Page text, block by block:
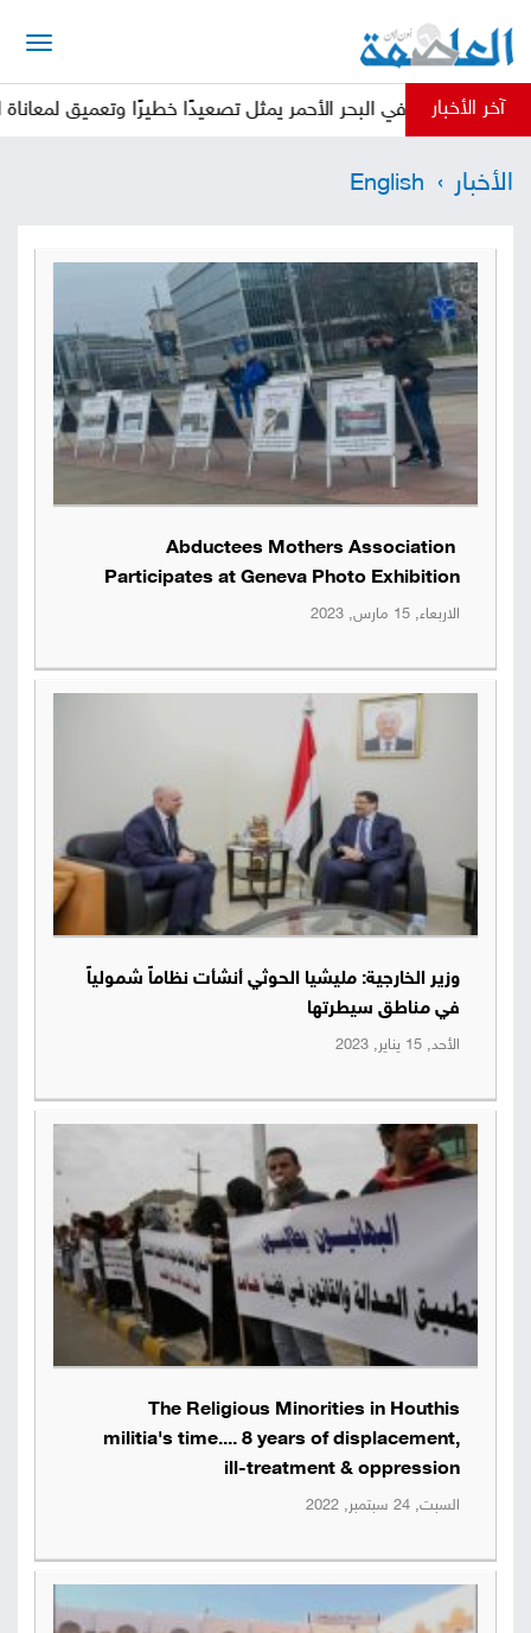
محلية
وتحليلات
حقوق
وحريات
سوشيال
كتابات
فيديوهات
نحن
إتصل
آخر الأخبار
في البحر الأحمر يمثل تصعيدًا خطيرًا وتعميق لمعاناة المواطنين
الأخبار English
Abductees Mothers Association
Participates at Geneva Photo Exhibition
الاربعاء, 15 مارس, 2023
وزير الخارجية: مليشيا الحوثي أنشأت نظاماً شمولياً
في مناطق سيطرتها
الأحد, 15 يناير, 2023
The Religious Minorities in Houthis
militia's time.... 8 years of displacement,
ill-treatment & oppression
السبت, 24 سبتمبر, 2022